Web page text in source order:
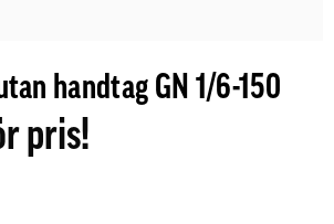
handtag GN 1/6-150
pris!